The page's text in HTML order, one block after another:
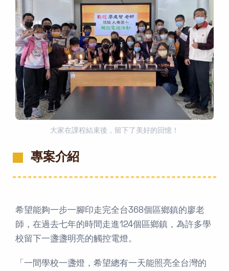
大家在課程結束後，留下了美好的回憶！
專案介紹
希望能夠一步一腳印走完全台368個區鄉鎮的廖老
師，在過去七年的時間走進124個區鄉鎮，為許多學
校留下一盞盞明亮的觸控電燈。
「一間學校一盞燈，希望總有一天能照亮全台灣的